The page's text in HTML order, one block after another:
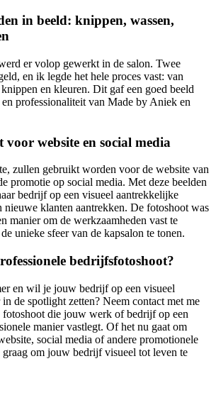
in beeld: knippen, wassen,
er volop gewerkt in de salon. Twee
en ik legde het hele proces vast: van
en kleuren. Dit gaf een goed beeld
professionaliteit van Made by Aniek en
website en social media
zullen gebruikt worden voor de website van
promotie op social media. Met deze beelden
bedrijf op een visueel aantrekkelijke
nieuwe klanten aantrekken. De fotoshoot was
manier om de werkzaamheden vast te
unieke sfeer van de kapsalon te tonen.
bedrijfsfotoshoot?
en wil je jouw bedrijf op een visueel
de spotlight zetten? Neem contact met me
die jouw werk of bedrijf op een
manier vastlegt. Of het nu gaat om
social media of andere promotionele
om jouw bedrijf visueel tot leven te